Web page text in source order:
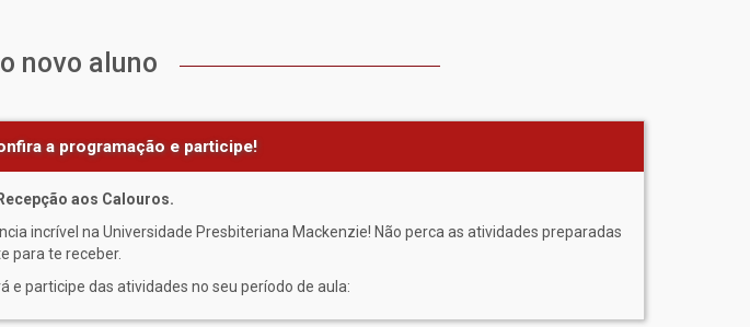
novo aluno
a programação e participe!
aos Calouros.
incrível na Universidade Presbiteriana Mackenzie! Não perca as atividades preparadas
para te receber.
e participe das atividades no seu período de aula: